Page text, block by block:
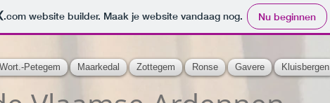
.com website builder. Maak je website vandaag nog. Nu beginnen
Wort.-Petegem Maarkedal Zottegem Ronse Gavere Kluisbergen